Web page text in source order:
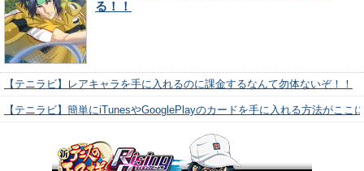
る！！
【テニラビ】レアキャラを手に入れるのに課金するなんて勿体ないぞ！！
【テニラビ】簡単にiTunesやGooglePlayのカードを手に入れる方法がここ